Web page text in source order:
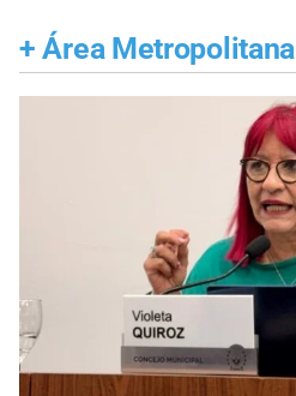
+ Área Metropolitana